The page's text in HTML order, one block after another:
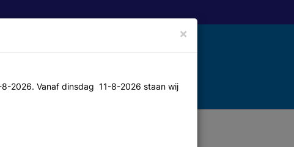
Contact
×
2026. Vanaf dinsdag 11-8-2026 staan wij